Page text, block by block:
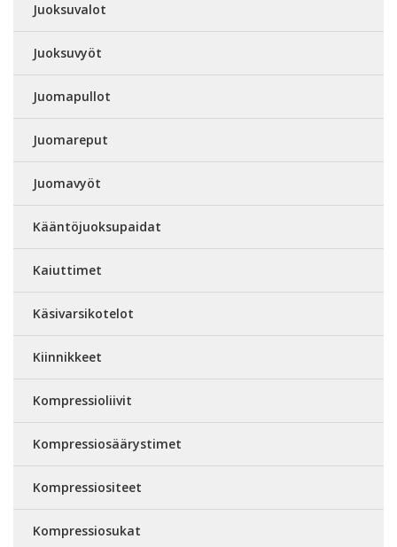
Juoksuvalot
Juoksuvyöt
Juomapullot
Juomareput
Juomavyöt
Kääntöjuoksupaidat
Kaiuttimet
Käsivarsikotelot
Kiinnikkeet
Kompressioliivit
Kompressiosäärystimet
Kompressiositeet
Kompressiosukat